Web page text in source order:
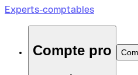
Experts-comptables
Compte pro